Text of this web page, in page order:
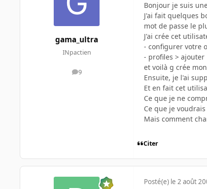
gama_ultra
INpactien
9
messages
Bonjour je suis
J'ai fait quelques
mot de passe le
J'ai crée cet
- configurer votre
- profiles > ajouter
et voilà g crée
Ensuite, je l'ai
Et en fait cet
Ce que je ne
Ce que je
Mais comment
Citer
Posté(e) le 2 août